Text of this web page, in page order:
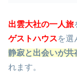
出雲大社の一人旅
ゲストハウスを選
静寂と出会いが共
れます。